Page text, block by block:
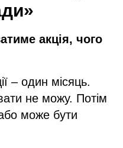
акція, чого
– один місяць.
не можу. Потім
може бути